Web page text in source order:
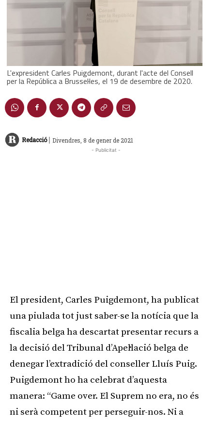
L'expresident Carles Puigdemont, durant l'acte del Consell
per la República a Brussel·les, el 19 de desembre de 2020.
Redacció | Divendres, 8 de gener de 2021
- Publicitat -
El president, Carles Puigdemont, ha publicat
una piulada tot just saber-se la notícia que la
fiscalia belga ha descartat presentar recurs a
la decisió del Tribunal d’Apel·lació belga de
denegar l’extradició del conseller Lluís Puig.
Puigdemont ho ha celebrat d’aquesta
manera: “Game over. El Suprem no era, no és
ni serà competent per perseguir-nos. Ni a